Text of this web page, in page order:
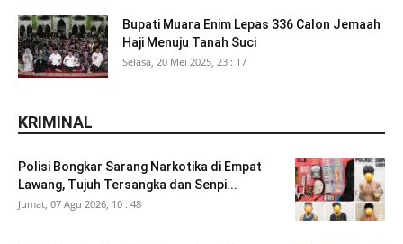
Bupati Muara Enim Lepas 336 Calon Jemaah
Haji Menuju Tanah Suci
Selasa, 20 Mei 2025, 23 : 17
KRIMINAL
Polisi Bongkar Sarang Narkotika di Empat
Lawang, Tujuh Tersangka dan Senpi...
Jumat, 07 Agu 2026, 10 : 48